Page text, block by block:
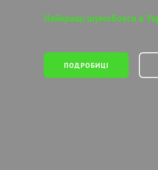
Найкращі шумобокси в
ПОДРОБИЦІ